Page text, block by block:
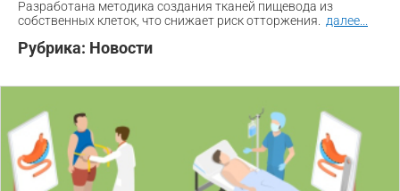
Разработана методика создания тканей пищевода из
собственных клеток, что снижает риск отторжения.
далее
Рубрика: Новости